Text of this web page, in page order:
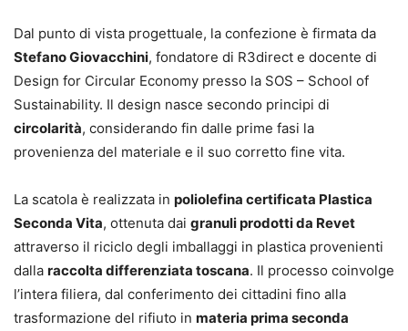
Dal punto di vista progettuale, la confezione è firmata da
Stefano Giovacchini, fondatore di R3direct e docente di
Design for Circular Economy presso la SOS – School of
Sustainability. Il design nasce secondo principi di
circolarità, considerando fin dalle prime fasi la
provenienza del materiale e il suo corretto fine vita.
La scatola è realizzata in poliolefina certificata Plastica
Seconda Vita, ottenuta dai granuli prodotti da Revet
attraverso il riciclo degli imballaggi in plastica provenienti
dalla raccolta differenziata toscana. Il processo coinvolge
l’intera filiera, dal conferimento dei cittadini fino alla
trasformazione del rifiuto in materia prima seconda